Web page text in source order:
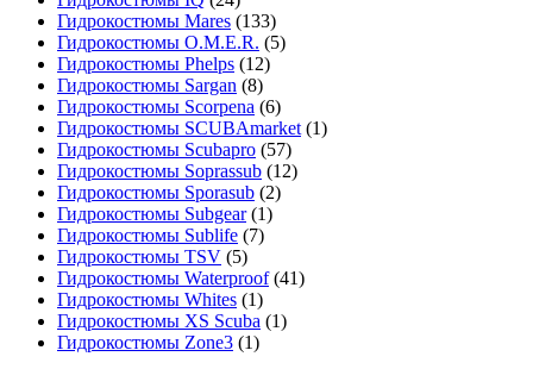
Гидрокостюмы Mares (133)
Гидрокостюмы O.M.E.R. (5)
Гидрокостюмы Phelps (12)
Гидрокостюмы Sargan (8)
Гидрокостюмы Scorpena (6)
Гидрокостюмы SCUBAmarket (1)
Гидрокостюмы Scubapro (57)
Гидрокостюмы Soprassub (12)
Гидрокостюмы Sporasub (2)
Гидрокостюмы Subgear(1)
Гидрокостюмы Sublife (7)
Гидрокостюмы TSV (5)
Гидрокостюмы Waterproof(41)
Гидрокостюмы Whites (1)
Гидрокостюмы XS Scuba (1)
Гидрокостюмы Zone3 (1)